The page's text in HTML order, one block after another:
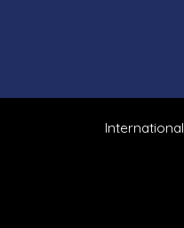
International